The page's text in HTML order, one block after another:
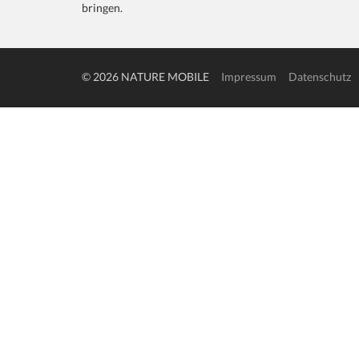
bringen.
© 2026 NATURE MOBILE Impressum Datenschutz